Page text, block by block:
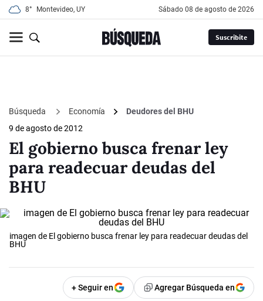
8° Montevideo, UY sábado 08 de agosto de 2026
Suscribite
Búsqueda Economía
Deudores del BHU
9 de agosto de 2012
El gobierno busca frenar ley
para readecuar deudas del
BHU
imagen de El gobierno busca frenar ley para readecuar deudas del
BHU
+ Seguir en Agregar Búsqueda en